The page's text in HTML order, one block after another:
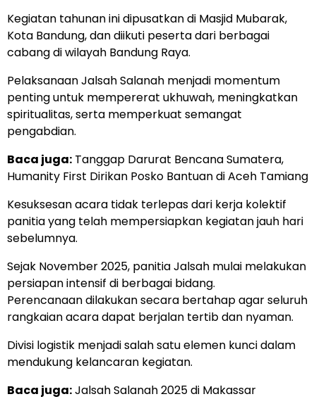
Kegiatan tahunan ini dipusatkan di Masjid Mubarak,
Kota Bandung, dan diikuti peserta dari berbagai
cabang di wilayah Bandung Raya.
Pelaksanaan Jalsah Salanah menjadi momentum
penting untuk mempererat ukhuwah, meningkatkan
spiritualitas, serta memperkuat semangat
pengabdian.
Baca juga: Tanggap Darurat Bencana Sumatera,
Humanity First Dirikan Posko Bantuan di Aceh Tamiang
Kesuksesan acara tidak terlepas dari kerja kolektif
panitia yang telah mempersiapkan kegiatan jauh hari
sebelumnya.
Sejak November 2025, panitia Jalsah mulai melakukan
persiapan intensif di berbagai bidang.
Perencanaan dilakukan secara bertahap agar seluruh
rangkaian acara dapat berjalan tertib dan nyaman.
Divisi logistik menjadi salah satu elemen kunci dalam
mendukung kelancaran kegiatan.
Baca juga:Jalsah Salanah 2025 di Makassar